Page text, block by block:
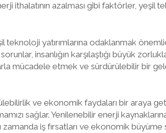
ithalatının azalması gibi faktörler, yeşil
yatırımlarına odaklanmak
insanlığın karşılaştığı büyük
mücadele etmek ve sürdürülebilir bir
ve ekonomik faydaları bir araya
sağlar. Yenilenebilir enerji
iş fırsatları ve ekonomik büyüme